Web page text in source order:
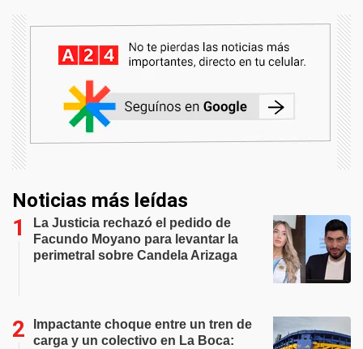
Noticias más leídas
La Justicia rechazó el pedido de
Facundo Moyano para levantar la
perimetral sobre Candela Arizaga
Impactante choque entre un tren de
carga y un colectivo en La Boca: